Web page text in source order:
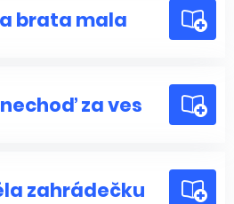
brata mala
za ves
zahrádečku